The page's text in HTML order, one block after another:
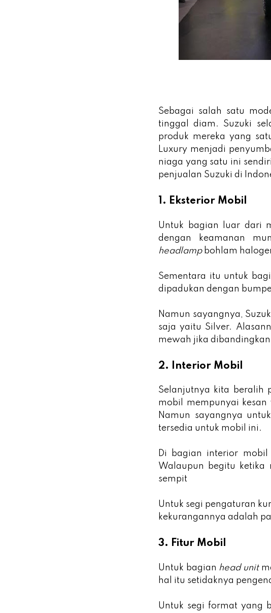
Sebagai salah satu
tinggal diam. Suzuki
produk mereka yang
Luxury menjadi
niaga yang satu ini
penjualan Suzuki di
1. Eksterior Mobil
Untuk bagian luar dari
dengan keamanan
headlampbohlam
Sementara itu untuk
dipadukan dengan
Namun sayangnya,
saja yaitu Silver.
mewah jika
2. Interior Mobil
Selanjutnya kita beralih
mobil mempunyai
Namun sayangnya
tersedia untuk mobil ini.
Di bagian interior
Walaupun begitu
sempit
Untuk segi pengaturan
kekurangannya adalah
3. Fitur Mobil
Untuk bagian head unit
hal itu setidaknya
Untuk segi format yang